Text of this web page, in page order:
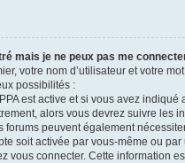
mais je ne peux pas me
votre nom d’utilisateur et votre
possibilités :
est active et si vous avez indiqué
alors vous devrez suivre les
forums peuvent également
soit activée par vous-même ou
vous connecter. Cette information